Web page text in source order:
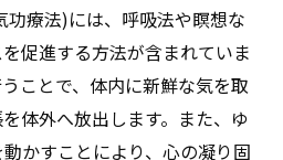
功療法)には、呼吸法や瞑想な
促進する方法が含まれていま
ことで、体内に新鮮な気を取
体外へ放出します。また、ゆ
かすことにより、心の凝り固